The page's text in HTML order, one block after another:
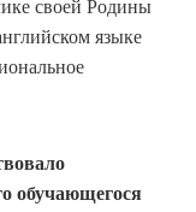
своей Родины
языке
обучающегося